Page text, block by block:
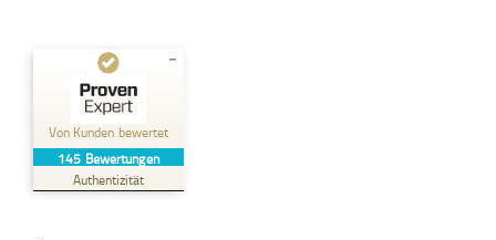
Von Kunden bewertet
145 Bewertungen
Authentizität
Kundenbewertungen und Erfahrungen zu
Kehl Rechtsanwaltsgesellschaft mbH
SEHR GUT